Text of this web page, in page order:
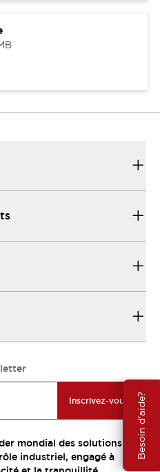
Besoin d'aide?
Inscrivez-vous
mondial des solutions
industriel, engagé à